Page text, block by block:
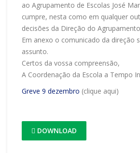
ao Agrupamento de Escolas José
cumpre, nesta como em qualquer
decisões da Direção do
Em anexo o comunicado da direção
assunto.
Certos da vossa compreensão,
A Coordenação da Escola a Tempo
Greve 9 dezembro (clique aqui)
DOWNLOAD